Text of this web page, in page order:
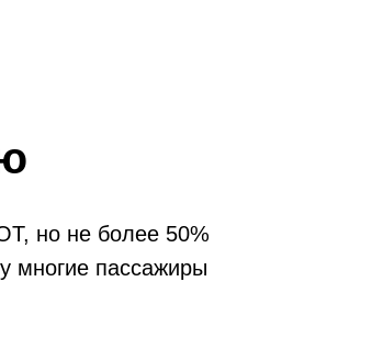
но не более 50%
многие пассажиры